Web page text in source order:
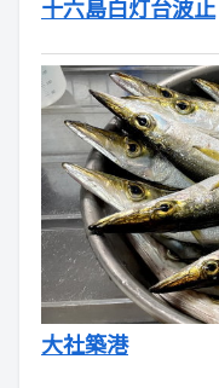
十六島白灯台波止
大社築港